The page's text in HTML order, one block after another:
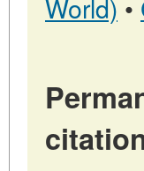
World) •